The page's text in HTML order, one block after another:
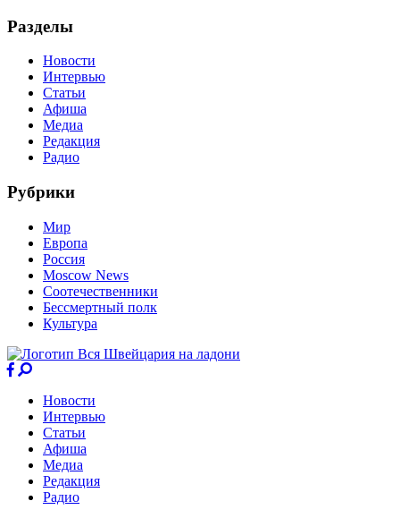
Разделы
Новости
Интервью
Статьи
Афиша
Медиа
Редакция
Радио
Рубрики
Мир
Европа
Россия
Moscow News
Соотечественники
Бессмертный полк
Культура
Новости
Интервью
Статьи
Афиша
Медиа
Редакция
Радио